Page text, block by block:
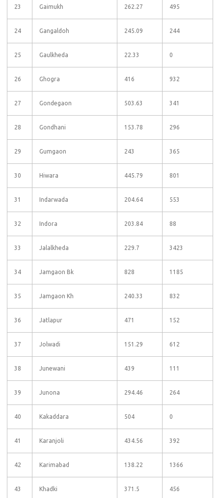
23 Gaimukh 262.27 495
24 Gangaldoh 245.09 244
25 Gaulkheda 22.33 0
26 Ghogra 416 932
27 Gondegaon 503.63 341
28 Gondhani 153.78 296
29 Gumgaon 243 365
30 Hiwara 445.79 801
31 Indarwada 204.64 553
32 Indora 203.84 88
33 Jalalkheda 229.7 3423
34 Jamgaon Bk 828 1185
35 Jamgaon Kh 240.33 832
36 Jatlapur 471 152
37 Jolwadi 151.29 612
38 Junewani 439 111
39 Junona 294.46 264
40 Kakaddara 504 0
41 Karanjoli 434.56 392
42 Karimabad 138.22 1366
43 Khadki 371.5 456